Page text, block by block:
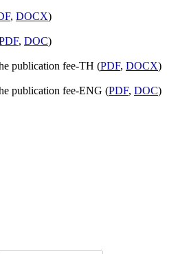
, DOCX)
, DOC)
publication fee-TH (PDF, DOCX)
publication fee-ENG (PDF, DOC)